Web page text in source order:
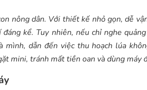
nông dân. Với thiết kế nhỏ gọn, dễ
kể. Tuy nhiên, nếu chỉ nghe
dẫn đến việc thu hoạch lúa
mini, tránh mất tiền oan và dùng máy